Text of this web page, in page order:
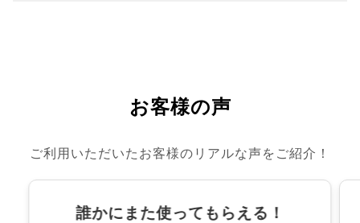
お客様の声
ご利用いただいたお客様のリアルな声をご紹介！
誰かにまた使ってもらえる！